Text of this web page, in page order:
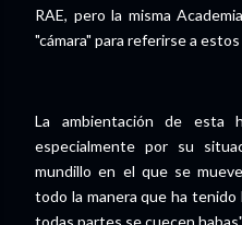
RAE, pero la misma
"cámara" para referirse a
La ambientación de esta
especialmente por su
mundillo en el que se
todo la manera que ha
todas partes se cuecen